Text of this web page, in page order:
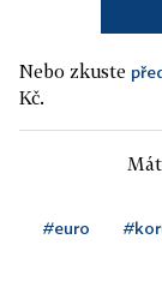
Nebo zkuste
Kč.
#euro